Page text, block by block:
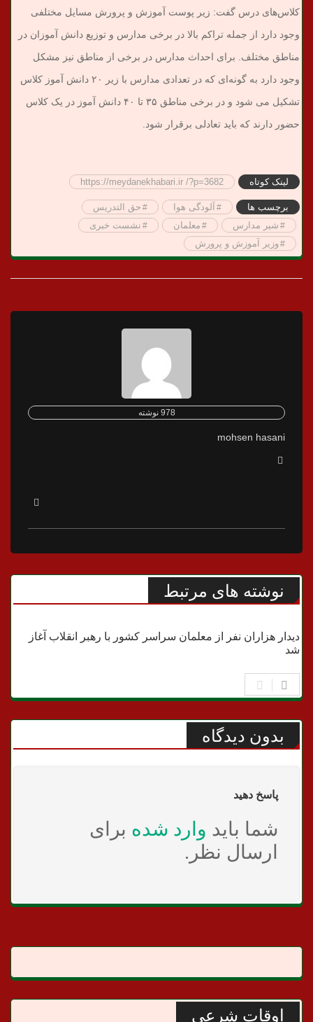
کلاس‌های درس گفت: زیر پوست آموزش و پرورش مسایل مختلفی
وجود دارد از جمله تراکم بالا در برخی مدارس و توزیع دانش آموزان در
مناطق مختلف. برای احداث مدارس در برخی از مناطق نیز مشکل
وجود دارد به گونه‌ای که در تعدادی مدارس با زیر ٢٠ دانش آموز کلاس
تشکیل می شود و در برخی مناطق ٣۵ تا ۴٠ دانش آموز در یک کلاس
حضور دارند که باید تعادلی برقرار شود.
لینک کوتاه https://meydanekhabari.ir /?p=3682
برچسب ها آلودگی هوا
حق التدریس
شیر مدارس
معلمان
نشست خبری
وزیر آموزش و پرورش
978 نوشته
mohsen hasani
نوشته های مرتبط
امام و رهبری
دیدار هزاران نفر از معلمان سراسر کشور با رهبر انقلاب آغاز
شد
بدون دیدگاه
پاسخ دهید
شما باید وارد شده برای
ارسال نظر.
اوقات شرعی